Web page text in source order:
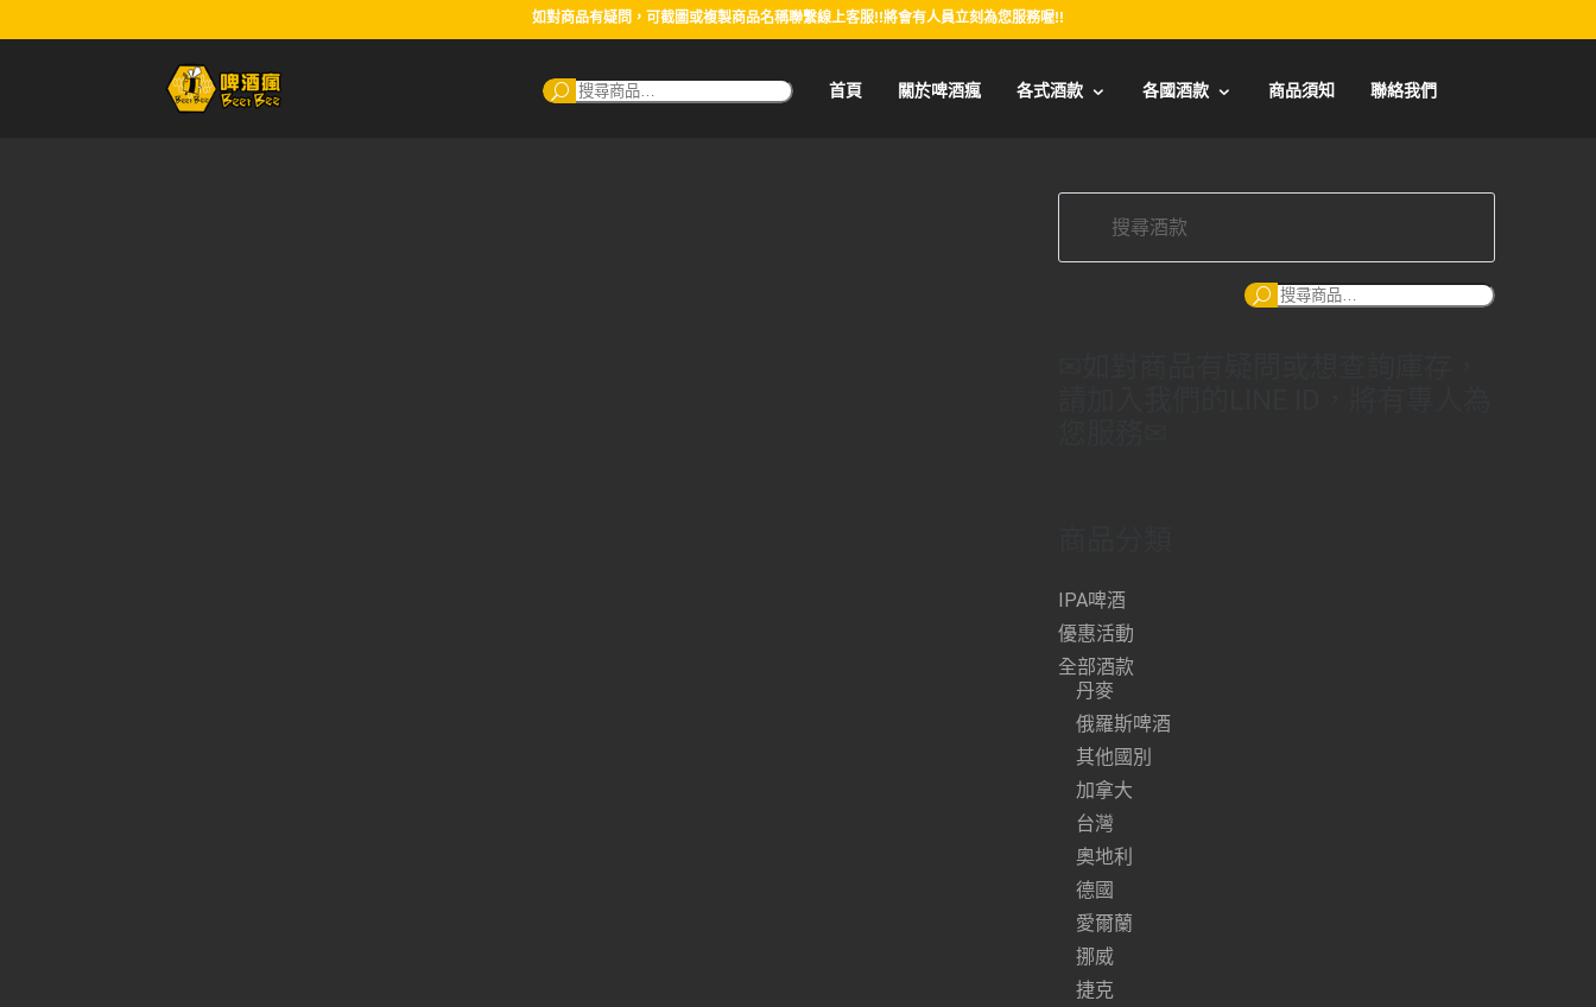
如對商品有疑問，可截圖或複製商品名稱聯繫線上客服!!將會有人員立刻為您服務喔!!
搜
尋：
首頁 關於啤酒瘋 各式酒款 各國酒款 商品須知 聯絡我們
搜
IPA啤酒
優惠活動
全部酒款
丹麥
俄羅斯啤酒
其他國別
加拿大
台灣
奧地利
德國
愛爾蘭
挪威
捷克